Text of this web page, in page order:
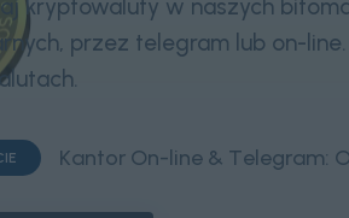
kryptowaluty w naszych
przez telegram lub on-
Kantor On-line & Telegram: O